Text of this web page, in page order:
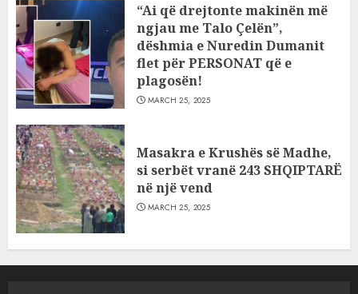
“Ai që drejtonte makinën më
ngjau me Talo Çelën”,
dëshmia e Nuredin Dumanit
flet për PERSONAT që e
plagosën!
MARCH 25, 2025
Masakra e Krushës së Madhe,
si serbët vranë 243 SHQIPTARË
në një vend
MARCH 25, 2025